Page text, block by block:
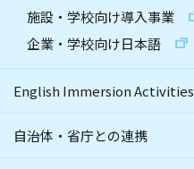
施設・学校向け導入事業
企業・学校向け日本語
English Immersion Activities
自治体・省庁との連携